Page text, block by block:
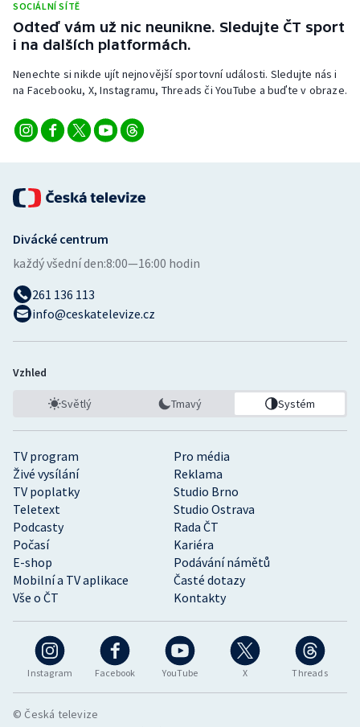
SOCIÁLNÍ SÍTĚ
Odteď vám už nic neunikne. Sledujte ČT sport
i na dalších platformách.
Nenechte si nikde ujít nejnovější sportovní události. Sledujte nás i
na Facebooku, X, Instagramu, Threads či YouTube a buďte v obraze.
Instagram Facebook YouTube X Threads
TV program
Pro média
Živé vysílání
Reklama
TV poplatky
Studio Brno
Teletext
Studio Ostrava
Podcasty
Rada ČT
Počasí
Kariéra
E-shop
Podávání námětů
Mobilní a TV aplikace
Časté dotazy
Vše o ČT
Kontakty
Divácké centrum
každý všední den:8:00—16:00 hodin
261 136 113
info@ceskatelevize.cz
Vzhled
Světlý Tmavý Systém
© Česká televize